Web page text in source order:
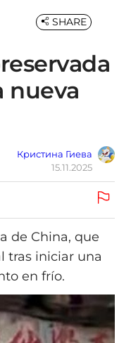
nueva
Кристина Гиева
15.11.2025
SHARE
de China, que
tras iniciar una
en frío.